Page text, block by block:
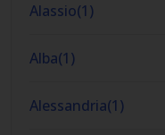
Alassio(1)
Alba(1)
Alessandria(1)